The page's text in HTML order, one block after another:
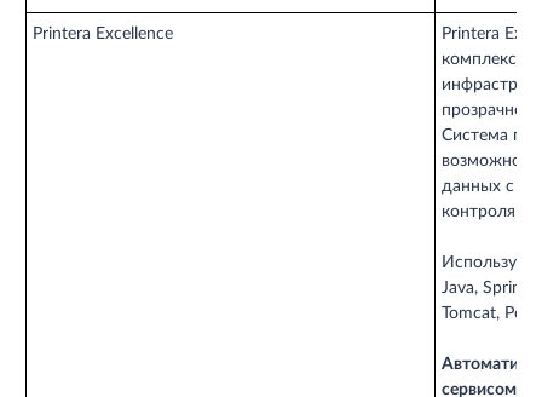
Printera Excellence
Printera
Система
данных с
контроля
Java, Spring,
Tomcat,
сервисом